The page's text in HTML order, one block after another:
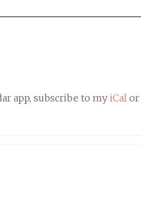
app, subscribe to my iCal or